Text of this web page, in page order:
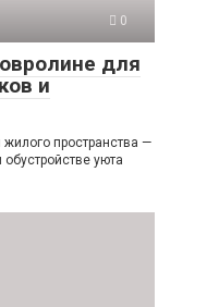
0
для
и
пространства —
уюта